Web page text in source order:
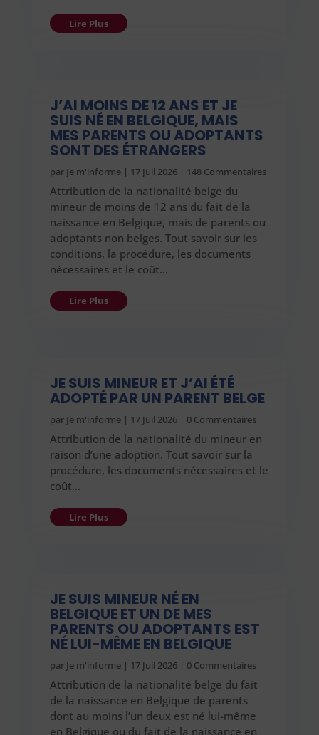
Lire Plus
J’AI MOINS DE 12 ANS ET JE
SUIS NÉ EN BELGIQUE, MAIS
MES PARENTS OU ADOPTANTS
SONT DES ÉTRANGERS
par Je m'informe| 17 Juil 2026| 148 Commentaires
Attribution de la nationalité belge du
mineur de moins de 12 ans du fait de la
naissance en Belgique, mais de parents ou
adoptants non belges. Tout savoir sur les
conditions, la procédure, les documents
nécessaires et le coût…
Lire Plus
JE SUIS MINEUR ET J’AI ÉTÉ
ADOPTÉ PAR UN PARENT BELGE
par Je m'informe| 17 Juil 2026| 0 Commentaires
Attribution de la nationalité du mineur en
raison d’une adoption. Tout savoir sur la
procédure, les documents nécessaires et le
coût…
Lire Plus
JE SUIS MINEUR NÉ EN
BELGIQUE ET UN DE MES
PARENTS OU ADOPTANTS EST
NÉ LUI-MÊME EN BELGIQUE
par Je m'informe| 17 Juil 2026| 0 Commentaires
Attribution de la nationalité belge du fait
de la naissance en Belgique de parents
dont au moins l’un deux est né lui-même
en Belgique ou du fait de la naissance en